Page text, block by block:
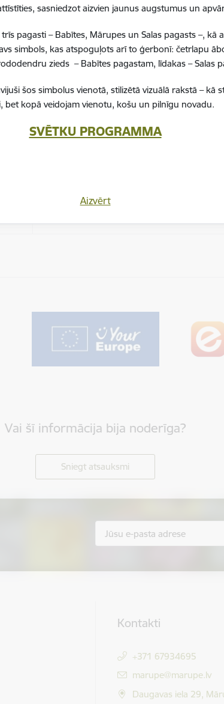
sasniedzot aizvien jaunus augstumus un
pagasti – Babītes, Mārupes un Salas pagasts –,
simbols, kas atspoguļots arī to ģerbonī: četrlapu
zieds – Babītes pagastam, līdakas – Salas
šos simbolus vienotā, stilizētā vizuālā rakstā – kā
bet kopā veidojam vienotu, košu un pilnīgu novadu.
SVĒTKU PROGRAMMA
Aizvērt
Reģistrē unikālu ID, kas tiek izmantots
par to, kā apmeklētājs izmanto vietni.
izmantots statistisko datu iegūšanai par to,
izmanto vietni.
Šīs sīkdatnes ir paredzētas tādu vietņu un
Cookie is needed for all users for sharing
Vai šī informācija bija noderīga?
Sniegt atsauksmi
Kontakti
+371 67934695
E-pasts:
marupe@marupe.lv
Daugavas iela 29,